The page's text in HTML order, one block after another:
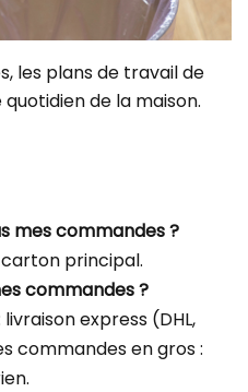
les plans de travail de
de la maison.
mes commandes ?
principal.
commandes ?
express (DHL,
commandes en gros :